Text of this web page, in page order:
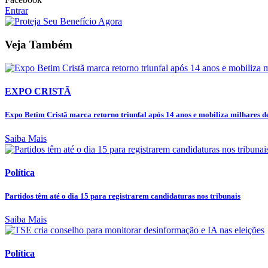
Entrar
Veja Também
EXPO CRISTÃ
Expo Betim Cristã marca retorno triunfal após 14 anos e mobiliza milhares
Saiba Mais
Política
Partidos têm até o dia 15 para registrarem candidaturas nos tribunais
Saiba Mais
Política